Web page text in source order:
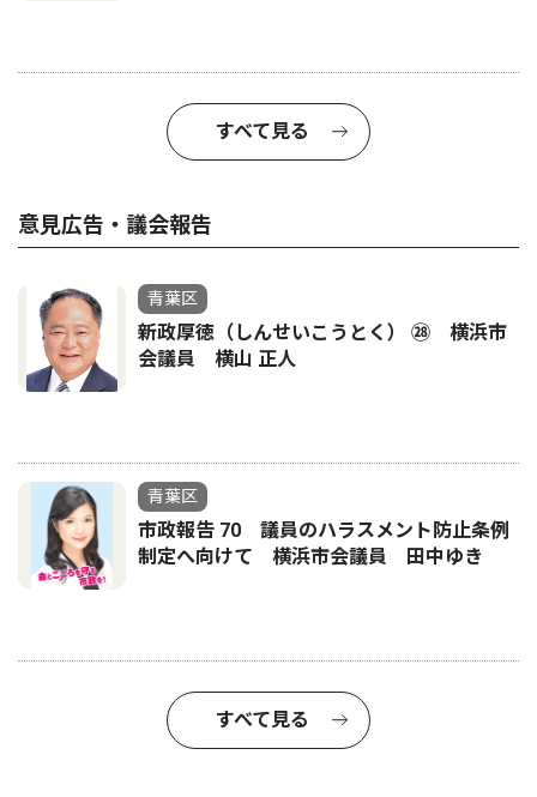
すべて見る
意見広告・議会報告
青葉区
新政厚徳（しんせいこうとく） ㉘ 横浜市
会議員 横山 正人
青葉区
市政報告 70 議員のハラスメント防止条例
制定へ向けて 横浜市会議員 田中ゆき
すべて見る